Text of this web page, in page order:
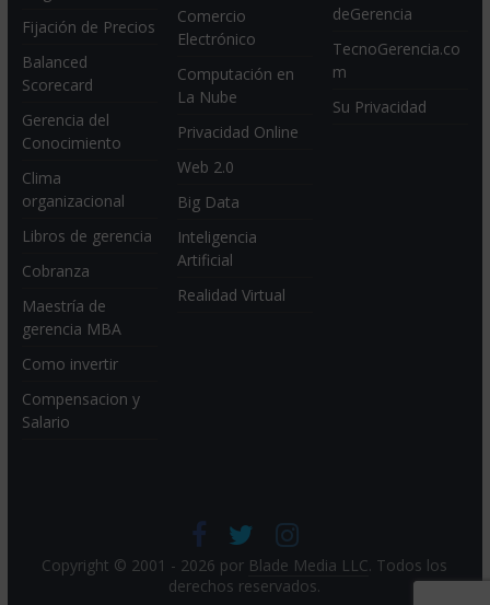
Fijación de Precios
Balanced
Scorecard
Gerencia del
Conocimiento
Clima
organizacional
Libros de gerencia
Cobranza
Maestría de
gerencia MBA
Como invertir
Compensacion y
Salario
Comercio
Electrónico
Computación en
La Nube
Privacidad Online
Web 2.0
Big Data
Inteligencia
Artificial
Realidad Virtual
deGerencia
TecnoGerencia.co
m
Su Privacidad
Copyright © 2001 - 2026 por Blade Media LLC. Todos los
derechos reservados.